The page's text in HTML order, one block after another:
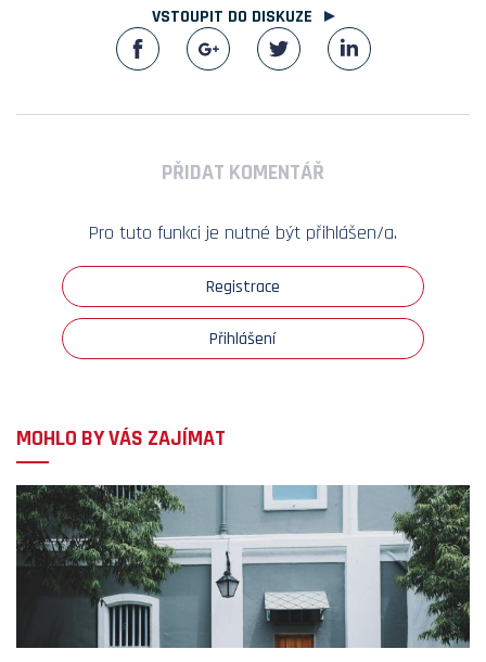
VSTOUPIT DO DISKUZE
PŘIDAT KOMENTÁŘ
Pro tuto funkci je nutné být přihlášen/a.
Registrace
Přihlášení
MOHLO BY VÁS ZAJÍMAT